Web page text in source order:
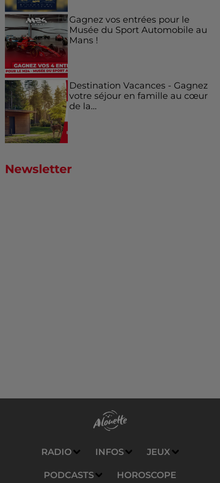
Gagnez vos entrées pour le
Musée du Sport Automobile au
Mans !
Destination Vacances - Gagnez
votre séjour en famille au cœur
de la...
Newsletter
RADIO INFOS JEUX
PODCASTS HOROSCOPE